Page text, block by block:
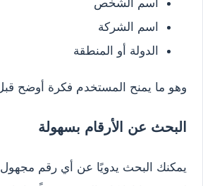
اسم الشخص
اسم الشركة
الدولة أو المنطقة
وهو ما يمنح المستخدم فكرة أوضح
البحث عن الأرقام بسهولة
يمكنك البحث يدويًا عن أي رقم